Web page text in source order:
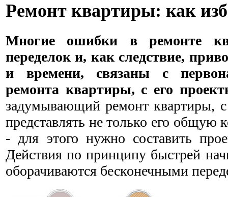
Ремонт квартиры: как
Многие ошибки в ремонте
переделок и, как следствие,
и времени, связаны с
ремонта квартиры, с его
задумывающий ремонт квартиры, с
представлять не только его общую
- для этого нужно составить
Действия по принципу быстрей
оборачиваются бесконечными